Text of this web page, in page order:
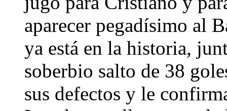
aparecer pegadísimo al
ya está en la historia,
soberbio salto de 38
sus defectos y le